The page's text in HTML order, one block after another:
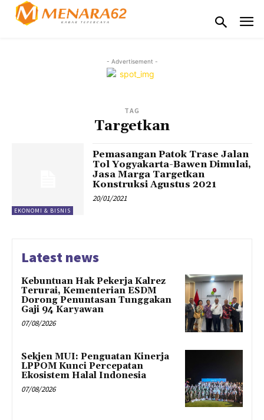
- Advertisement -
TAG
Targetkan
EKONOMI & BISNIS
Pemasangan Patok Trase Jalan
Tol Yogyakarta-Bawen Dimulai,
Jasa Marga Targetkan
Konstruksi Agustus 2021
20/01/2021
Latest news
Kebuntuan Hak Pekerja Kalrez
Terurai, Kementerian ESDM
Dorong Penuntasan Tunggakan
Gaji 94 Karyawan
07/08/2026
Sekjen MUI: Penguatan Kinerja
LPPOM Kunci Percepatan
Ekosistem Halal Indonesia
07/08/2026